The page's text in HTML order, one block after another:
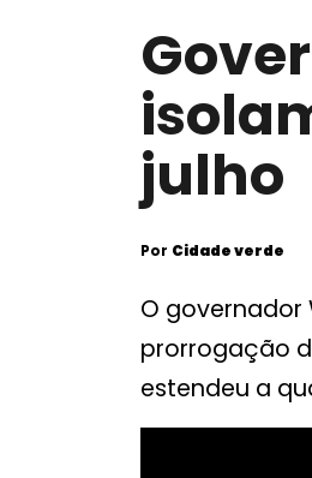
julho
Por Cidade verde
O governador
prorrogação
estendeu a